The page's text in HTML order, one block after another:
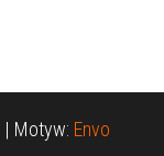
| Motyw: Envo